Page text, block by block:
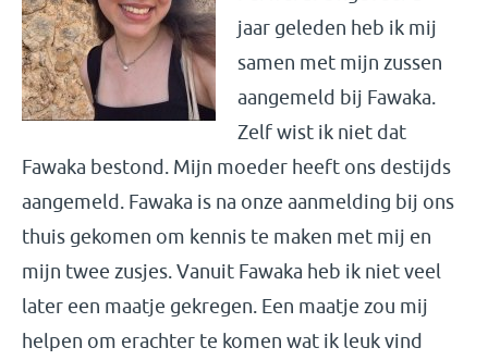
jaar geleden heb ik mij
samen met mijn zussen
aangemeld bij Fawaka.
Zelf wist ik niet dat
Fawaka bestond. Mijn moeder heeft ons destijds
aangemeld. Fawaka is na onze aanmelding bij ons
thuis gekomen om kennis te maken met mij en
mijn twee zusjes. Vanuit Fawaka heb ik niet veel
later een maatje gekregen. Een maatje zou mij
helpen om erachter te komen wat ik leuk vind